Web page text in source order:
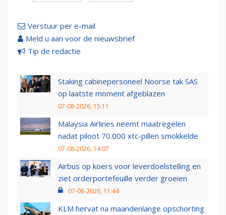
Verstuur per e-mail
Meld u aan voor de nieuwsbrief
Tip de redactie
Staking cabinepersoneel Noorse tak SAS
op laatste moment afgeblazen
07-08-2026, 15:11
Malaysia Airlines neemt maatregelen
nadat piloot 70.000 xtc-pillen smokkelde
07-08-2026, 14:07
Airbus op koers voor leverdoelstelling en
ziet orderportefeuille verder groeien
07-08-2026, 11:44
KLM hervat na maandenlange opschorting